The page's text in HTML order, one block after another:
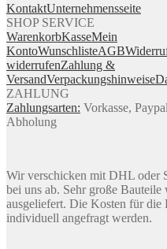
KontaktUnternehmensseite
SHOP SERVICE
WarenkorbKasseMein
KontoWunschlisteAGB
widerrufenZahlung &
VersandVerpackungshinweise
ZAHLUNG
Zahlungsarten: Vorkasse,
Abholung
Wir verschicken mit DHL oder
bei uns ab. Sehr große
ausgeliefert. Die Kosten für die
individuell angefragt werden.